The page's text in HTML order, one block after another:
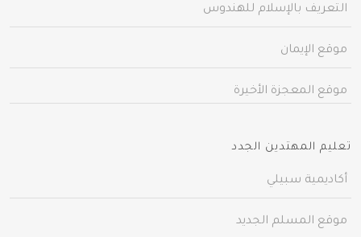
التعريف بالإسلام للهندوس
موقع الإيمان
موقع المعجزة الأخيرة
تعليم المهتدين الجدد
أكاديمية سبيلي
موقع المسلم الجديد